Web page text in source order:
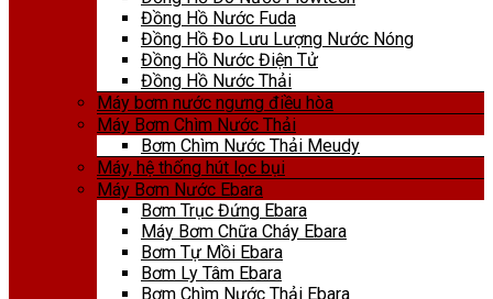
Đồng Hồ Nước Fuda
Đồng Hồ Đo Lưu Lượng Nước Nóng
Đồng Hồ Nước Điện Tử
Đồng Hồ Nước Thải
Máy bơm nước ngưng điều hòa
Máy Bơm Chìm Nước Thải
Bơm Chìm Nước Thải Meudy
Máy, hệ thống hút lọc bụi
Máy Bơm Nước Ebara
Bơm Trục Đứng Ebara
Máy Bơm Chữa Cháy Ebara
Bơm Tự Mồi Ebara
Bơm Ly Tâm Ebara
Bơm Chìm Nước Thải Ebara